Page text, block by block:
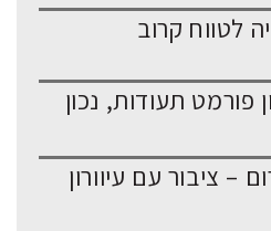
לטווח קרוב
פורמט תעודות, נכון
– ציבור עם עיוורון